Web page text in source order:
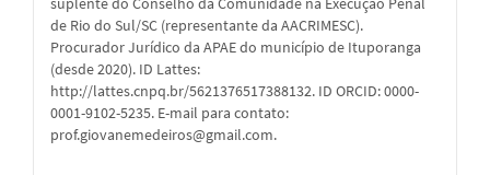
de Rio do Sul/SC (representante da AACRIMESC).
Procurador Jurídico da APAE do município de Ituporanga
(desde 2020). ID Lattes:
http://lattes.cnpq.br/5621376517388132. ID ORCID: 0000-
0001-9102-5235. E-mail para contato:
prof.giovanemedeiros@gmail.com.